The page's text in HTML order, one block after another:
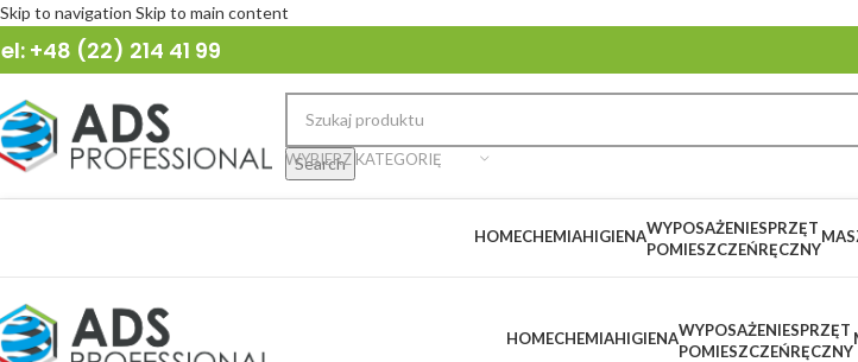
Skip to navigation Skip to main content
+48 (22) 214 41 99
WYBIERZ KATEGORIĘ
Search
HOMECHEMIAHIGIENAWYPOSAŻENIE
POMIESZCZEŃ
SPRZĘT
RĘCZNY
HOMECHEMIAHIGIENAWYPOSAŻENIE
POMIESZCZEŃ
SPRZĘT
RĘCZNY